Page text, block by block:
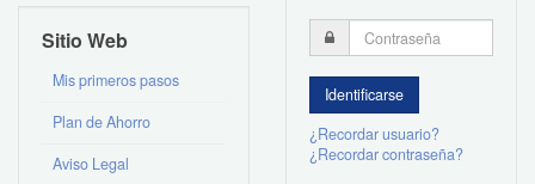
Sitio Web
Mis primeros pasos
Plan de Ahorro
Aviso Legal
¿Recordar usuario?
¿Recordar contraseña?